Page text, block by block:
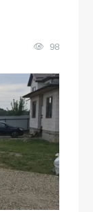
98